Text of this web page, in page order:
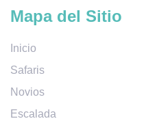
Mapa del Sitio
Inicio
Safaris
Novios
Escalada